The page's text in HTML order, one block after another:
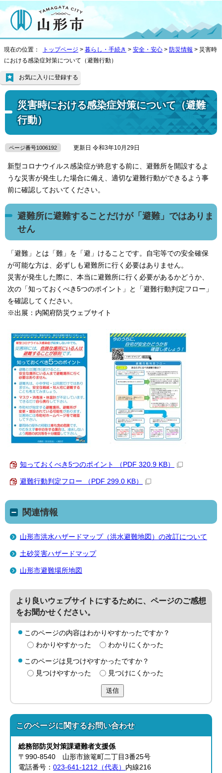
現在の位置： トップページ > 暮らし・手続き > 安全・安心 > 防災情報 > 災害時
における感染症対策について（避難行動）
災害時における感染症対策について（避難
行動）
お気に入りに登録する
ページ番号1006192 更新日 令和3年10月29日
新型コロナウイルス感染症が終息する前に、避難所を開設するよ
うな災害が発生した場合に備え、適切な避難行動ができるよう事
前に確認しておいてください。
避難所に避難することだけが「避難」ではありま
せん
「避難」とは「難」を「避」けることです。自宅等での安全確保
が可能な方は、必ずしも避難所に行く必要はありません。
災害が発生した際に、本当に避難所に行く必要があるかどうか、
次の「知っておくべき5つのポイント」と「避難行動判定フロー」
を確認してください。
※出展：内閣府防災ウェブサイト
知っておくべき5つのポイント （PDF 320.9 KB）
避難行動判定フロー （PDF 299.0 KB）
関連情報
山形市洪水ハザードマップ（洪水避難地図）の改訂について
土砂災害ハザードマップ
山形市避難場所地図
より良いウェブサイトにするために、ページのご感想
をお聞かせください。
このページの内容はわかりやすかったですか？
わかりやすかった
わかりにくかった
このページは見つけやすかったですか？
見つけやすかった
見つけにくかった
送信
このページに関するお問い合わせ
総務部防災対策課避難者支援係
〒990-8540 山形市旅篭町二丁目3番25号
電話番号：023-641-1212（代表） 内線216